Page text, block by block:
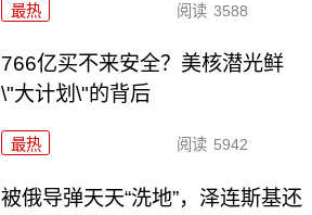
最热 阅读 3588
766亿买不来安全？美核潜光鲜
\"大计划\"的背后
最热 阅读 5942
被俄导弹天天“洗地”，泽连斯基还